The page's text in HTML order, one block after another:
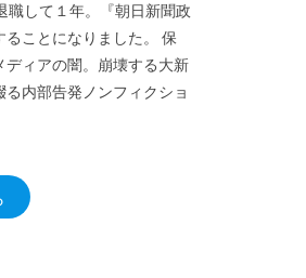
職して１年。『朝日新聞政
ことになりました。 保
ィアの闇。崩壊する大新
内部告発ノンフィクショ